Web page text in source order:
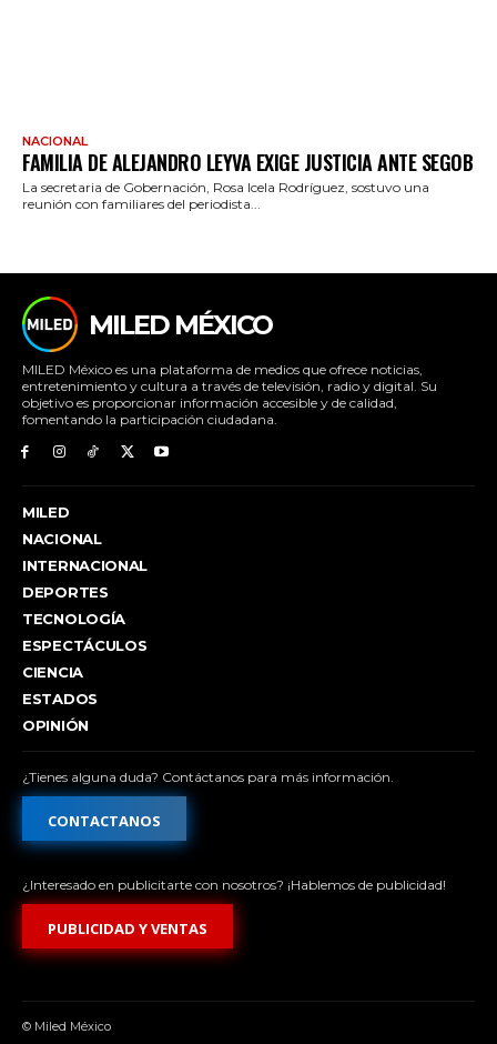
NACIONAL
FAMILIA DE ALEJANDRO LEYVA EXIGE JUSTICIA ANTE SEGOB
La secretaria de Gobernación, Rosa Icela Rodríguez, sostuvo una
reunión con familiares del periodista...
MILED MÉXICO
MILED México es una plataforma de medios que ofrece noticias,
entretenimiento y cultura a través de televisión, radio y digital. Su
objetivo es proporcionar información accesible y de calidad,
fomentando la participación ciudadana.
MILED
NACIONAL
INTERNACIONAL
DEPORTES
TECNOLOGÍA
ESPECTÁCULOS
CIENCIA
ESTADOS
OPINIÓN
¿Tienes alguna duda? Contáctanos para más información.
CONTACTANOS
¿Interesado en publicitarte con nosotros? ¡Hablemos de publicidad!
PUBLICIDAD Y VENTAS
© Miled México